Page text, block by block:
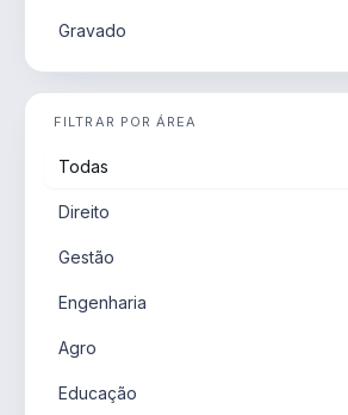
Gravado
FILTRAR POR ÁREA
Todas
Direito
Gestão
Engenharia
Agro
Educação